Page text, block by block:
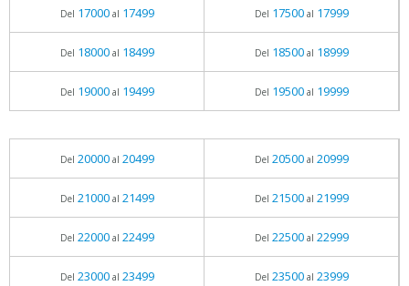
Del 17000al 17499 Del 17500al 17999
Del 18000al 18499 Del 18500al 18999
Del 19000al 19499 Del 19500al 19999
Del 20000al 20499 Del 20500al 20999
Del 21000al 21499 Del 21500al 21999
Del 22000al 22499 Del 22500al 22999
Del 23000al 23499 Del 23500al 23999